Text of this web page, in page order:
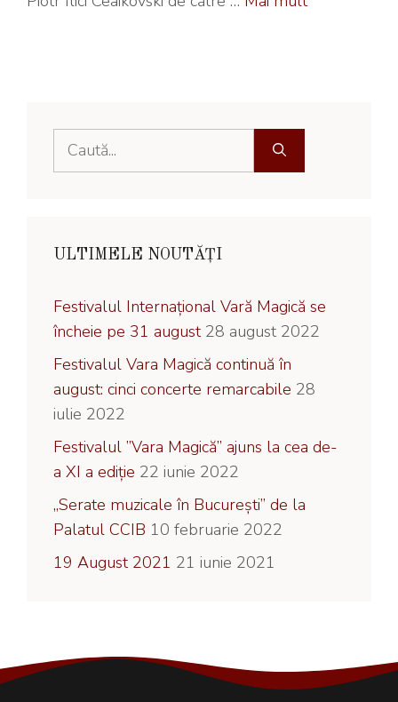
Caută
ULTIMELE NOUTĂȚI
Festivalul Internațional Vară Magică se
încheie pe 31 august 28 august 2022
Festivalul Vara Magică continuă în
august: cinci concerte remarcabile 28
iulie 2022
Festivalul ”Vara Magică” ajuns la cea de-
a XI a ediție 22 iunie 2022
„Serate muzicale în București” de la
Palatul CCIB 10 februarie 2022
19 August 2021 21 iunie 2021